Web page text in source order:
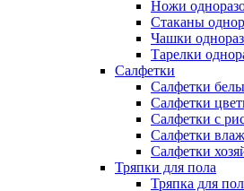
Ножи
Стаканы
Чашки
Тарелки
Салфетки
Салфетки
Салфетки
Салфетки с
Салфетки
Салфетки
Тряпки для пола
Тряпка для